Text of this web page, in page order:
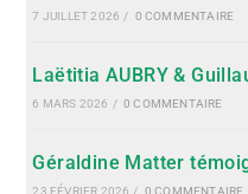
7 JUILLET 2026 / 0 COMMENTAIRE
Laëtitia AUBRY &
6 MARS 2026 / 0 COMMENTAIRE
Géraldine Matter
23 FÉVRIER 2026 / 0 COMMENTAIRE